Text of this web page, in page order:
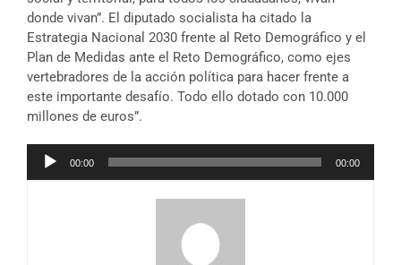
donde vivan”. El diputado socialista ha citado la
Estrategia Nacional 2030 frente al Reto Demográfico y el
Plan de Medidas ante el Reto Demográfico, como ejes
vertebradores de la acción política para hacer frente a
este importante desafío. Todo ello dotado con 10.000
millones de euros”.
Reproductor
00:00 00:00